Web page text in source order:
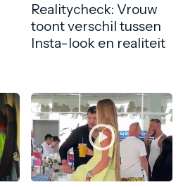
Realitycheck: Vrouw
toont verschil tussen
Insta-look en realiteit